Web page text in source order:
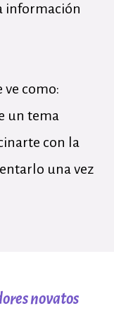
información
ve como:
un tema
con la
una vez
novatos